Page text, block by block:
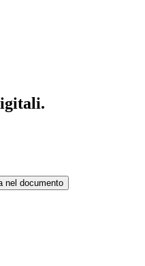
nel documento